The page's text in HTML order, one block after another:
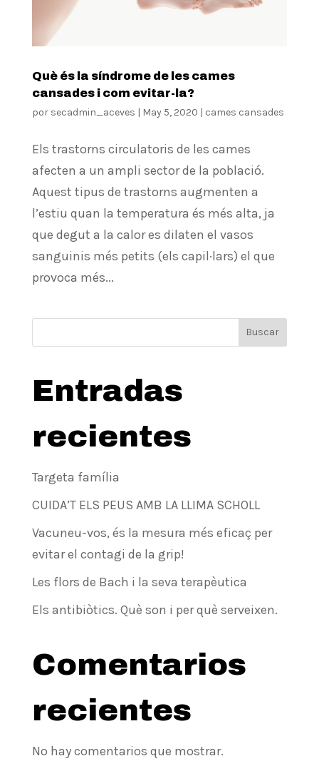
Què és la síndrome de les cames
cansades i com evitar-la?
por secadmin_aceves | May 5, 2020 | cames cansades
Els trastorns circulatoris de les cames
afecten a un ampli sector de la població.
Aquest tipus de trastorns augmenten a
l’estiu quan la temperatura és més alta, ja
que degut a la calor es dilaten el vasos
sanguinis més petits (els capil·lars) el que
provoca més...
Buscar
Entradas
recientes
Targeta família
CUIDA’T ELS PEUS AMB LA LLIMA SCHOLL
Vacuneu-vos, és la mesura més eficaç per
evitar el contagi de la grip!
Les flors de Bach i la seva terapèutica
Els antibiòtics. Què son i per què serveixen.
Comentarios
recientes
No hay comentarios que mostrar.